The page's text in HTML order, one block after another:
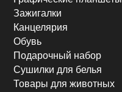
Зажигалки
Канцелярия
Обувь
Подарочный набор
Сушилки для белья
Товары для животных